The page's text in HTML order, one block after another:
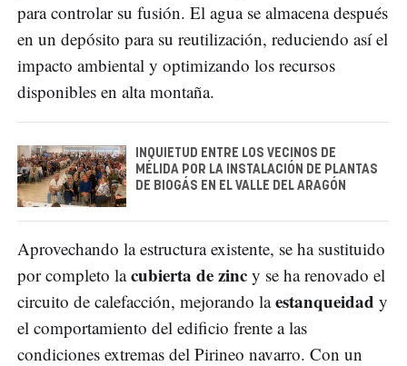
para controlar su fusión. El agua se almacena después
en un depósito para su reutilización, reduciendo así el
impacto ambiental y optimizando los recursos
disponibles en alta montaña.
INQUIETUD ENTRE LOS VECINOS DE
MÉLIDA POR LA INSTALACIÓN DE PLANTAS
DE BIOGÁS EN EL VALLE DEL ARAGÓN
Aprovechando la estructura existente, se ha sustituido
por completo lacubierta de zinc y se ha renovado el
circuito de calefacción, mejorando laestanqueidad y
el comportamiento del edificio frente a las
condiciones extremas del Pirineo navarro. Con un